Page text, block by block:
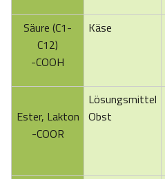
Säure (C1-
C12)
-COOH
Käse
Ester, Lakton
-COOR
Lösungsmittel
Obst